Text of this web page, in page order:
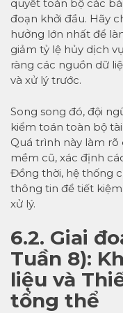
quyết toàn bộ các
đoạn khởi đầu. Hãy
hưởng lớn nhất để
giảm tỷ lệ hủy dịch
ràng các nguồn dữ
và xử lý trước.
Song song đó, đội
kiểm toán toàn bộ
Quá trình này làm
mềm cũ, xác định
Đồng thời, hệ thống
thông tin để tiết
xử lý.
6.2. Giai
Tuần 8):
liệu và
tổng thể